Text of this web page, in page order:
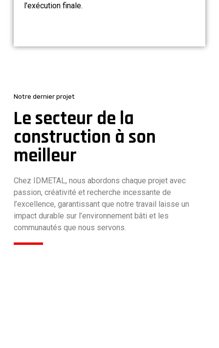
l'exécution finale.
Notre dernier projet
Le secteur de la
construction à son
meilleur
Chez IDMETAL, nous abordons chaque projet avec
passion, créativité et recherche incessante de
l’excellence, garantissant que notre travail laisse un
impact durable sur l’environnement bâti et les
communautés que nous servons.